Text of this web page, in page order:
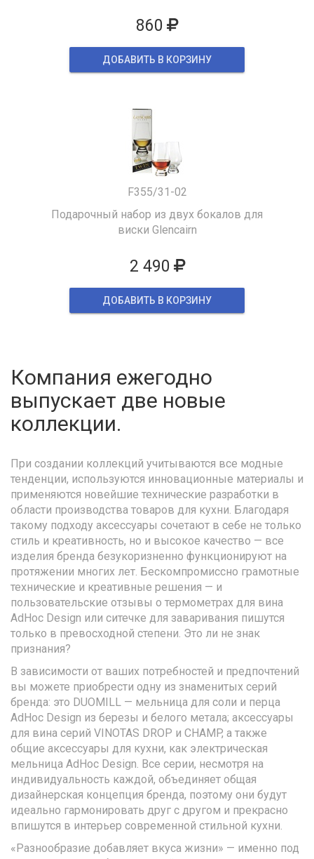
860
ДОБАВИТЬ В КОРЗИНУ
F355/31-02
Подарочный набор из двух бокалов для
виски Glencairn
2 490
ДОБАВИТЬ В КОРЗИНУ
Компания ежегодно
выпускает две новые
коллекции.
При создании коллекций учитываются все модные
тенденции, используются инновационные материалы и
применяются новейшие технические разработки в
области производства товаров для кухни. Благодаря
такому подходу аксессуары сочетают в себе не только
стиль и креативность, но и высокое качество — все
изделия бренда безукоризненно функционируют на
протяжении многих лет. Бескомпромиссно грамотные
технические и креативные решения — и
пользовательские отзывы о термометрах для вина
AdHoc Design или ситечке для заваривания пишутся
только в превосходной степени. Это ли не знак
признания?
В зависимости от ваших потребностей и предпочтений
вы можете приобрести одну из знаменитых серий
бренда: это DUOMILL — мельница для соли и перца
AdHoc Design из березы и белого метала; аксессуары
для вина серий VINOTAS DROP и CHAMP, а также
общие аксессуары для кухни, как электрическая
мельница AdHoc Design. Все серии, несмотря на
индивидуальность каждой, объединяет общая
дизайнерская концепция бренда, поэтому они будут
идеально гармонировать друг с другом и прекрасно
впишутся в интерьер современной стильной кухни.
«Разнообразие добавляет вкуса жизни» — именно под